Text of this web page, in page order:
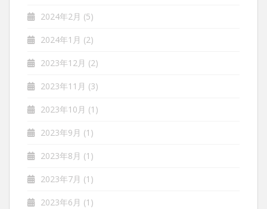
2024年2月 (5)
2024年1月 (2)
2023年12月 (2)
2023年11月 (3)
2023年10月 (1)
2023年9月 (1)
2023年8月 (1)
2023年7月 (1)
2023年6月 (1)